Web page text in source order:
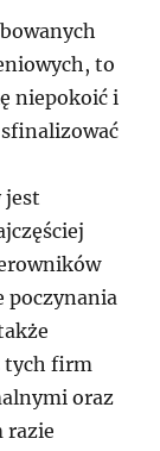
to
niepokoić i
jest
poczynania
tych firm
oraz
razie